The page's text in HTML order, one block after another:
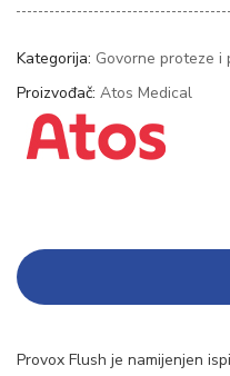
Kategorija: Govorne proteze i
Proizvođač: Atos Medical
Provox Flush je namijenjen